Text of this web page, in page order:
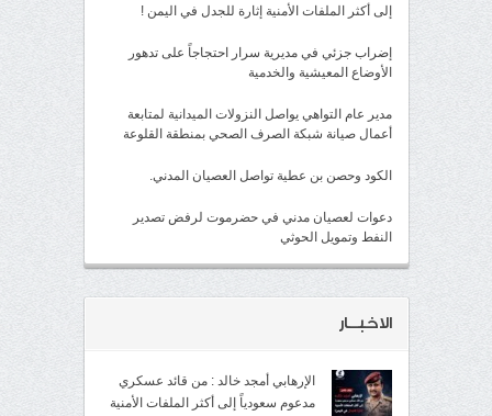
إلى أكثر الملفات الأمنية إثارة للجدل في اليمن !
إضراب جزئي في مديرية سرار احتجاجاً على تدهور
الأوضاع المعيشية والخدمية
مدير عام التواهي يواصل النزولات الميدانية لمتابعة
أعمال صيانة شبكة الصرف الصحي بمنطقة القلوعة
الكود وحصن بن عطية تواصل العصيان المدني.
دعوات لعصيان مدني في حضرموت لرفض تصدير
النفط وتمويل الحوثي
الاخبــار
الإرهابي أمجد خالد : من قائد عسكري
مدعوم سعودياً إلى أكثر الملفات الأمنية